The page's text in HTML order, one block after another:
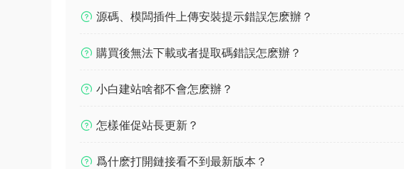
源碼、模闆插件上傳安裝提示錯誤怎麽辦？
購買後無法下載或者提取碼錯誤怎麽辦？
小白建站啥都不會怎麽辦？
怎樣催促站長更新？
爲什麽打開鏈接看不到最新版本？